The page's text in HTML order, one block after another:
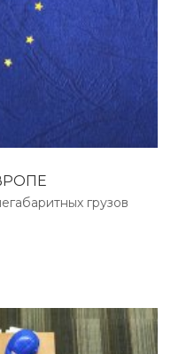
грузов